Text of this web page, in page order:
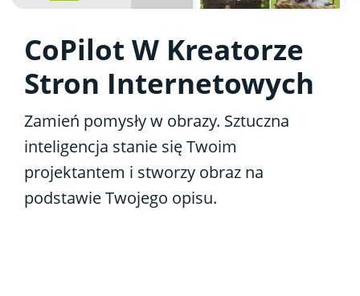
CoPilot W Kreatorze
Stron Internetowych
Zamień pomysły w obrazy. Sztuczna
inteligencja stanie się Twoim
projektantem i stworzy obraz na
podstawie Twojego opisu.